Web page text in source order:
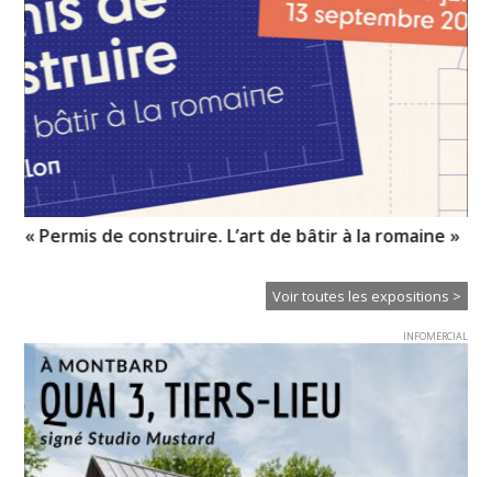
« Permis de construire. L’art de bâtir à la romaine »
Voir toutes les expositions >
INFOMERCIAL